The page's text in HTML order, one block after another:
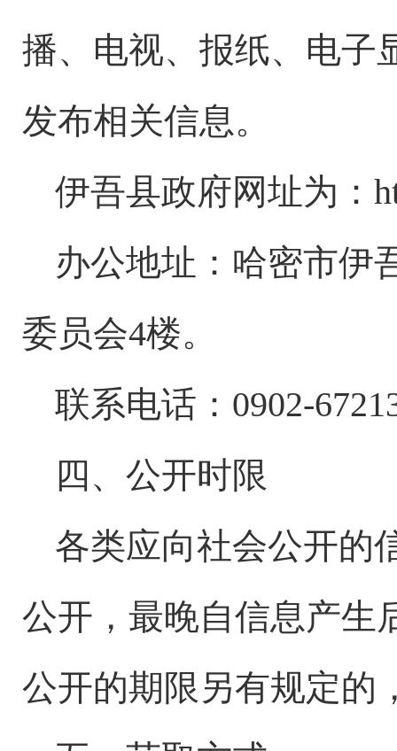
播、电视、报纸、电子
发布相关信息。
伊吾县政府网址为：
办公地址：哈密市伊
委员会4楼。
联系电话：0902-
四、公开时限
各类应向社会公开的
公开，最晚自信息产生
公开的期限另有规定的